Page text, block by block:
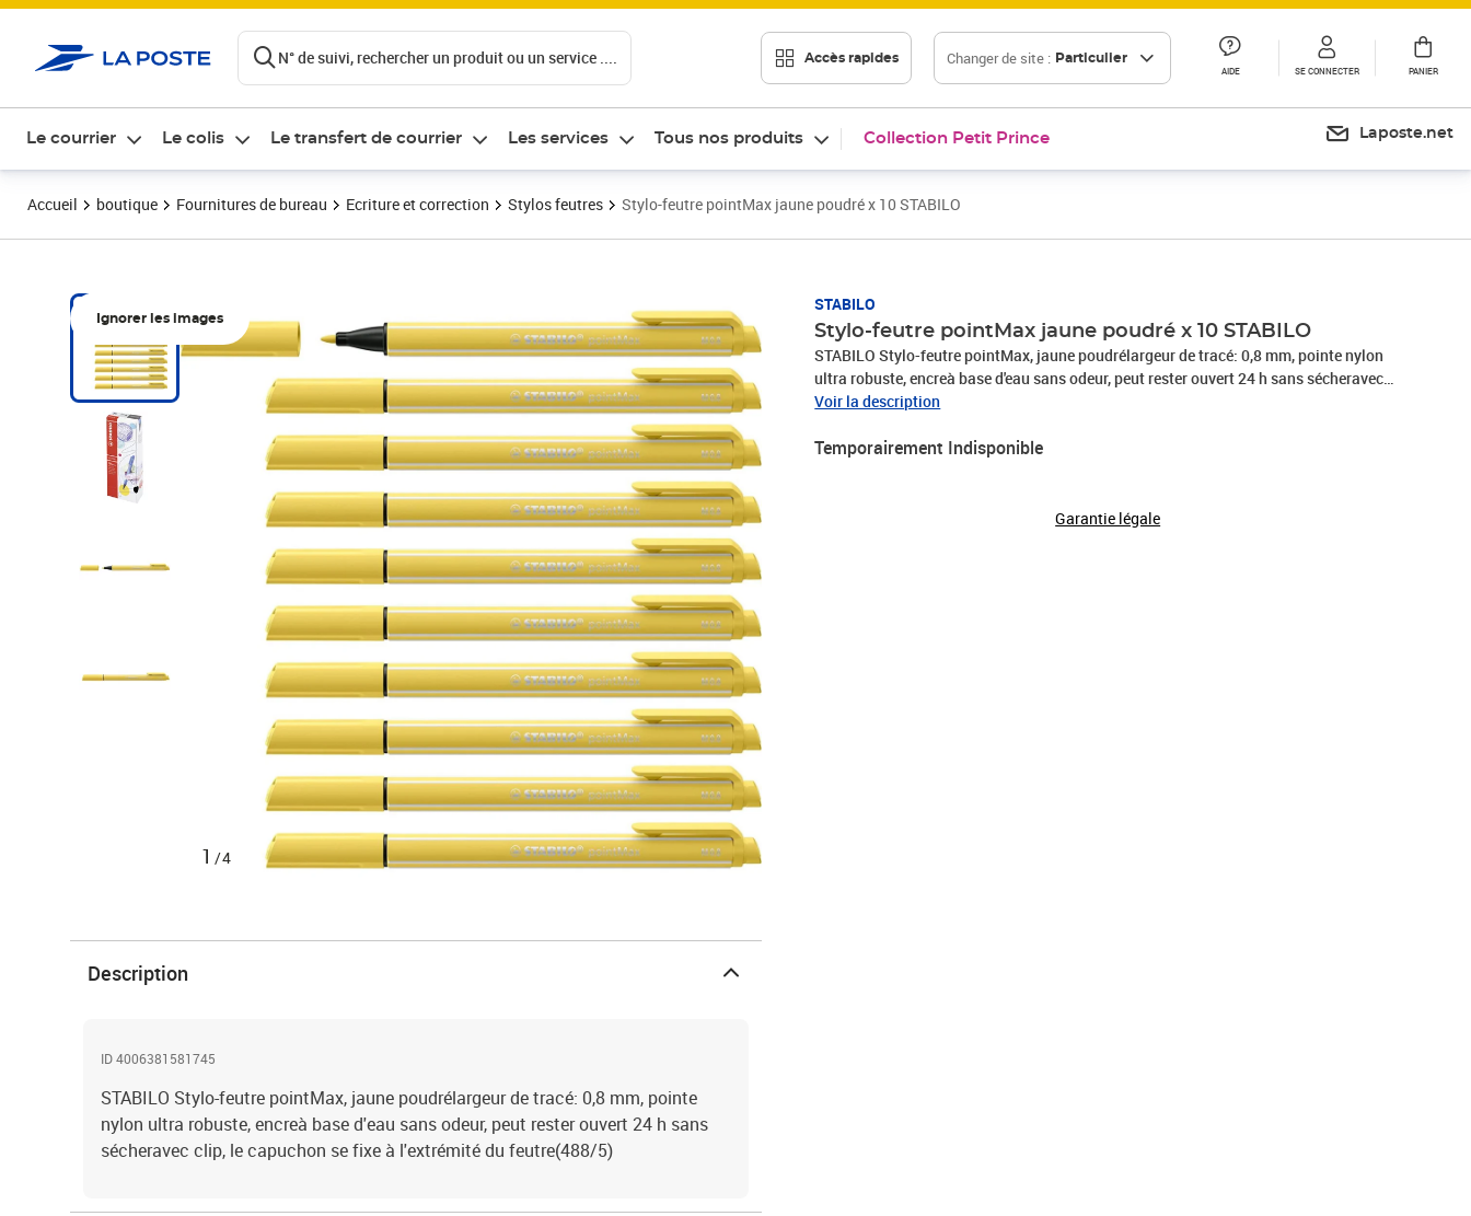
N° de suivi, rechercher un produit ou un service .... Accès rapides Changer de site : Particulier
AIDE SE CONNECTER PANIER
Le courrier Le colis Le transfert de courrier Les services Tous nos produits Collection Petit Prince Laposte.net
Accueil boutique Fournitures de bureau Ecriture et correction Stylos feutres Stylo-feutre pointMax jaune poudré x 10 STABILO
Ignorer les images
1 /4
STABILO
Stylo-feutre pointMax jaune poudré x 10 STABILO
STABILO Stylo-feutre pointMax, jaune poudrélargeur de tracé: 0,8 mm, pointe nylon
ultra robuste, encreà base d'eau sans odeur, peut rester ouvert 24 h sans sécheravec
clip, le capuchon se fixe à l'extrémité du feutre(488/5)
Voir la description
Temporairement Indisponible
Garantie légale
Description
ID 4006381581745
STABILO Stylo-feutre pointMax, jaune poudrélargeur de tracé: 0,8 mm, pointe
nylon ultra robuste, encreà base d'eau sans odeur, peut rester ouvert 24 h sans
sécheravec clip, le capuchon se fixe à l'extrémité du feutre(488/5)